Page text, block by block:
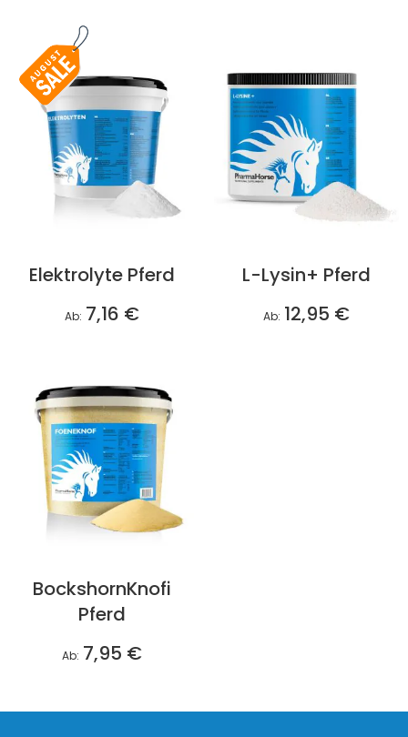
Elektrolyte Pferd
Ab 7,16 €
L-Lysin+ Pferd
Ab 12,95 €
BockshornKnofi
Pferd
Ab 7,95 €